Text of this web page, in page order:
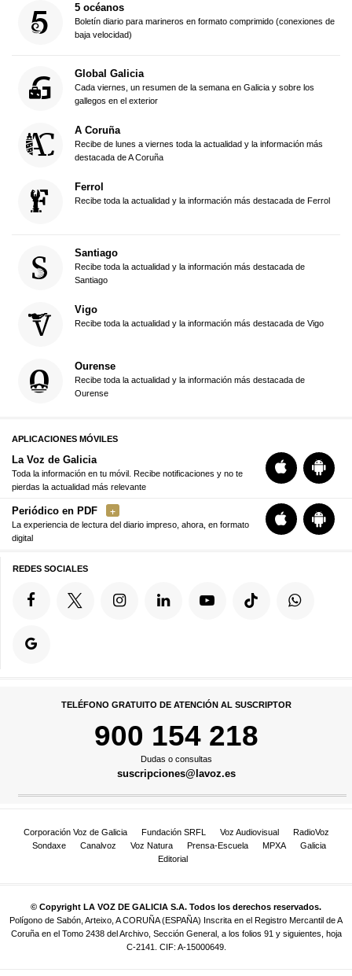
5 océanos
Boletín diario para marineros en formato comprimido (conexiones de
baja velocidad)
Global Galicia
Cada viernes, un resumen de la semana en Galicia y sobre los
gallegos en el exterior
A Coruña
Recibe de lunes a viernes toda la actualidad y la información más
destacada de A Coruña
Ferrol
Recibe toda la actualidad y la información más destacada de Ferrol
Santiago
Recibe toda la actualidad y la información más destacada de
Santiago
Vigo
Recibe toda la actualidad y la información más destacada de Vigo
Ourense
Recibe toda la actualidad y la información más destacada de
Ourense
APLICACIONES MÓVILES
La Voz de Galicia
Toda la información en tu móvil. Recibe notificaciones y no te
pierdas la actualidad más relevante
Periódico en PDF
La experiencia de lectura del diario impreso, ahora, en formato
digital
REDES SOCIALES
TELÉFONO GRATUITO DE ATENCIÓN AL SUSCRIPTOR
900 154 218
Dudas o consultas
suscripciones@lavoz.es
Corporación Voz de Galicia Fundación SRFL Voz Audiovisual
RadioVoz
Sondaxe
Canalvoz Voz Natura Prensa-Escuela MPXA
Galicia
Editorial
© Copyright LA VOZ DE GALICIA S.A. Todos los derechos reservados.
Polígono de Sabón, Arteixo, A CORUÑA (ESPAÑA) Inscrita en el Registro Mercantil de A
Coruña en el Tomo 2438 del Archivo, Sección General, a los folios 91 y siguientes, hoja
C-2141. CIF: A-15000649.